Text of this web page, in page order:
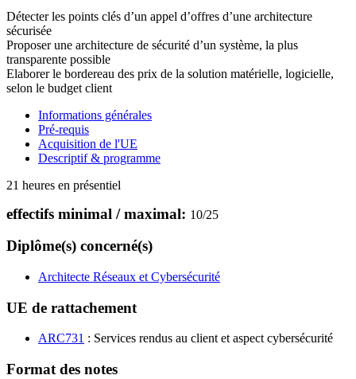
Détecter les points clés d’un appel d’offres d’une architecture
sécurisée
Proposer une architecture de sécurité d’un système, la plus
transparente possible
Elaborer le bordereau des prix de la solution matérielle, logicielle,
selon le budget client
Informations générales
Pré-requis
Acquisition de l'UE
Descriptif & programme
21 heures en présentiel
effectifs minimal / maximal: 10/25
Diplôme(s) concerné(s)
Architecte Réseaux et Cybersécurité
UE de rattachement
ARC731 : Services rendus au client et aspect cybersécurité
Format des notes